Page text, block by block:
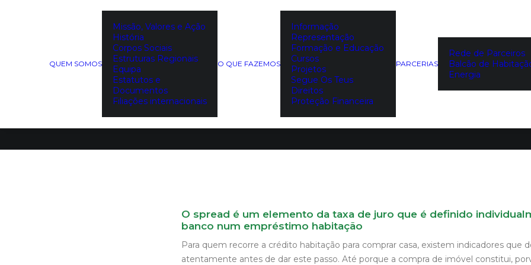
QUEM SOMOS
Missão, Valores e Ação
História
Corpos Sociais
Estruturas Regionais
Equipa
Estatutos e
Documentos
Filiações internacionais
O QUE FAZEMOS
Informação
Representação
Formação e Educação
Cursos
Projetos
Segue Os Teus
Direitos
Proteção Financeira
PARCERIAS
Rede de Parceiros
Balcão de
Energia
Crédito à habitação:
O spread é um elemento da taxa de juro que é definido
banco num empréstimo habitação
Para quem recorre a crédito habitação para comprar casa, existem indicadores que
atentamente antes de dar este passo. Até porque a compra de imóvel constitui,